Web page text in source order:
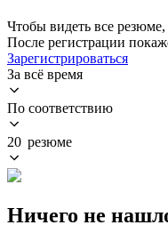
Чтобы видеть все резюме,
После регистрации
Зарегистрироваться
За всё время
По соответствию
20 резюме
Ничего не